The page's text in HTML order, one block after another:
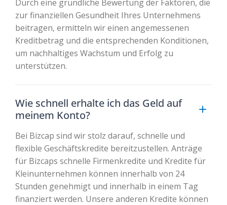
Durch eine gründliche Bewertung der Faktoren, die
zur finanziellen Gesundheit Ihres Unternehmens
beitragen, ermitteln wir einen angemessenen
Kreditbetrag und die entsprechenden Konditionen,
um nachhaltiges Wachstum und Erfolg zu
unterstützen.
Wie schnell erhalte ich das Geld auf
meinem Konto?
Bei Bizcap sind wir stolz darauf, schnelle und
flexible Geschäftskredite bereitzustellen. Anträge
für Bizcaps schnelle Firmenkredite und Kredite für
Kleinunternehmen können innerhalb von 24
Stunden genehmigt und innerhalb in einem Tag
finanziert werden. Unsere anderen Kredite können